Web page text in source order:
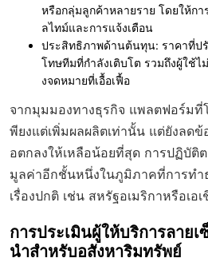
หรือกลุ่มลูกค้าหลายราย โดยให้กา
ลไทม์และการแจ้งเตือน
ประสิทธิภาพด้านต้นทุน: ราคาที่ป
โทษทีมที่กำลังเติบโต รวมถึงผู้ใช้
งจดหมายที่เอื้อเฟื้อ
จากมุมมองทางธุรกิจ แพลตฟอร์มที่
พียงแต่เพิ่มผลผลิตเท่านั้น แต่ยังลด
อตกลงให้เหลือน้อยที่สุด การปฏิบัติ
มูลค่าอีกชั้นหนึ่งในภูมิภาคที่การทำ
เรื่องปกติ เช่น สหรัฐอเมริกาหรือเอ
การประเมินผู้ให้บริการลาย
นำสำหรับอสังหาริมทรัพย์